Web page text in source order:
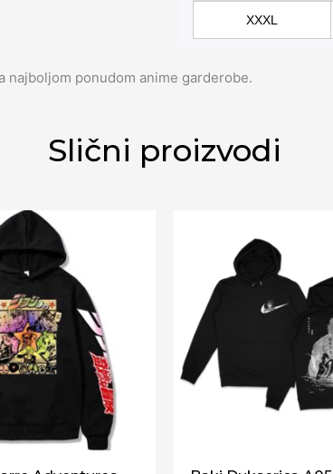
XXXL
najboljom ponudom anime garderobe.
Slični proizvodi